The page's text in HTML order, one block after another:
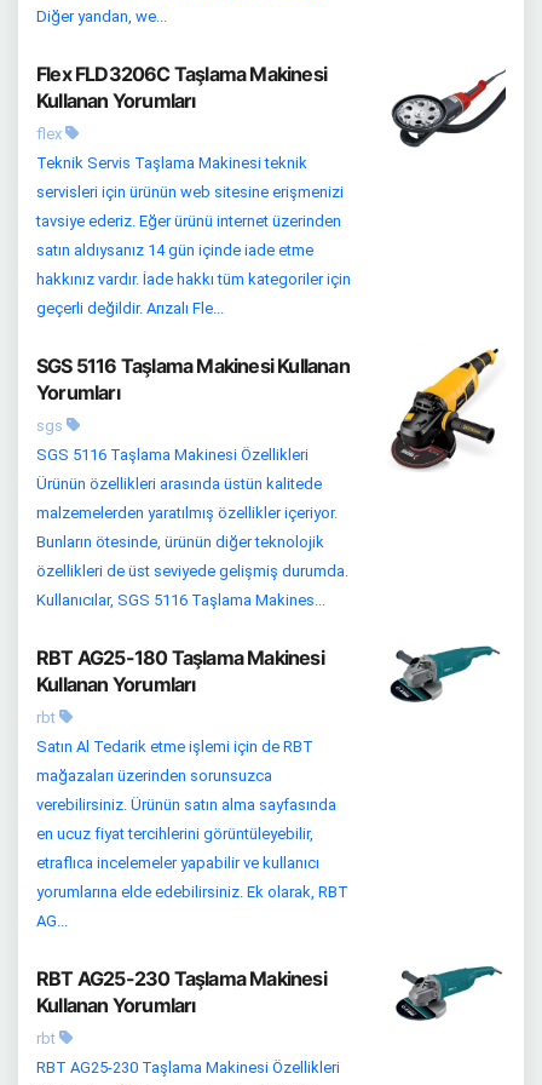
Diğer yandan, we...
Flex FLD3206C Taşlama Makinesi
Kullanan Yorumları
flex
Teknik Servis Taşlama Makinesi teknik
servisleri için ürünün web sitesine erişmenizi
tavsiye ederiz. Eğer ürünü internet üzerinden
satın aldıysanız 14 gün içinde iade etme
hakkınız vardır. İade hakkı tüm kategoriler için
geçerli değildir. Arızalı Fle...
SGS 5116 Taşlama Makinesi Kullanan
Yorumları
sgs
SGS 5116 Taşlama Makinesi Özellikleri
Ürünün özellikleri arasında üstün kalitede
malzemelerden yaratılmış özellikler içeriyor.
Bunların ötesinde, ürünün diğer teknolojik
özellikleri de üst seviyede gelişmiş durumda.
Kullanıcılar, SGS 5116 Taşlama Makines...
RBT AG25-180 Taşlama Makinesi
Kullanan Yorumları
rbt
Satın Al Tedarik etme işlemi için de RBT
mağazaları üzerinden sorunsuzca
verebilirsiniz. Ürünün satın alma sayfasında
en ucuz fiyat tercihlerini görüntüleyebilir,
etraflıca incelemeler yapabilir ve kullanıcı
yorumlarına elde edebilirsiniz. Ek olarak, RBT
AG...
RBT AG25-230 Taşlama Makinesi
Kullanan Yorumları
rbt
RBT AG25-230 Taşlama Makinesi Özellikleri